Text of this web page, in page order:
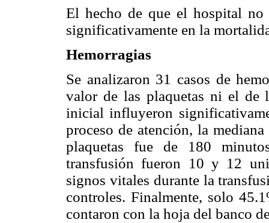
El hecho de que el hospital
significativamente en la
Hemorragias
Se analizaron 31 casos de
valor de las plaquetas ni el de
inicial influyeron
proceso de atención, la
plaquetas fue de 180
transfusión fueron 10 y 12
signos vitales durante la
controles. Finalmente, solo
contaron con la hoja del banco